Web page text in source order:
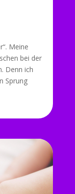
Meine
bei der
Denn ich
Sprung